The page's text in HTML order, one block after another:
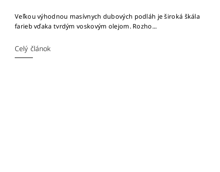
Veľkou výhodnou masívnych dubových podláh je široká škála
farieb vďaka tvrdým voskovým olejom. Rozho...
Celý článok